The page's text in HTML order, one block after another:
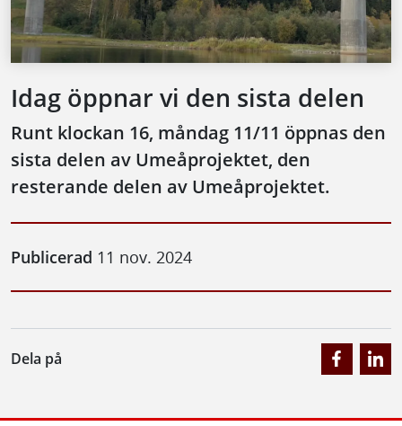
Idag öppnar vi den sista delen
Runt klockan 16, måndag 11/11 öppnas den
sista delen av Umeåprojektet, den
resterande delen av Umeåprojektet.
Publicerad 11 nov. 2024
Dela på